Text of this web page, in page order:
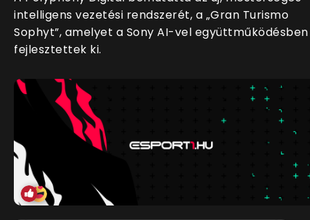
intelligens vezetési rendszerét, a „Gran Turismo
Sophyt”, amelyet a Sony AI-vel együttműködésben
fejlesztettek ki.